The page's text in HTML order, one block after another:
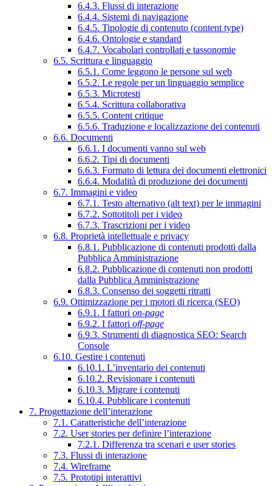
6.4.3. Flussi di interazione
6.4.4. Sistemi di navigazione
6.4.5. Tipologie di contenuto (content type)
6.4.6. Ontologie e standard
6.4.7. Vocabolari controllati e tassonomie
6.5. Scrittura e linguaggio
6.5.1. Come leggono le persone sul web
6.5.2. Le regole per un linguaggio semplice
6.5.3. Microtesti
6.5.4. Scrittura collaborativa
6.5.5. Content critique
6.5.6. Traduzione e localizzazione dei contenuti
6.6. Documenti
6.6.1. I documenti vanno sul web
6.6.2. Tipi di documenti
6.6.3. Formato di lettura dei documenti elettronici
6.6.4. Modalità di produzione dei documenti
6.7. Immagini e video
6.7.1. Testo alternativo (alt text) per le immagini
6.7.2. Sottotitoli per i video
6.7.3. Trascrizioni per i video
6.8. Proprietà intellettuale e privacy
6.8.1. Pubblicazione di contenuti prodotti dalla
Pubblica Amministrazione
6.8.2. Pubblicazione di contenuti non prodotti
dalla Pubblica Amministrazione
6.8.3. Consenso dei soggetti ritratti
6.9. Ottimizzazione per i motori di ricerca (SEO)
6.9.1. I fattori on-page
6.9.2. I fattori off-page
6.9.3. Strumenti di diagnostica SEO: Search
Console
6.10. Gestire i contenuti
6.10.1. L’inventario dei contenuti
6.10.2. Revisionare i contenuti
6.10.3. Migrare i contenuti
6.10.4. Pubblicare i contenuti
7. Progettazione dell’interazione
7.1. Caratteristiche dell’interazione
7.2. User stories per definire l’interazione
7.2.1. Differenza tra scenari e user stories
7.3. Flussi di interazione
7.4. Wireframe
7.5. Prototipi interattivi